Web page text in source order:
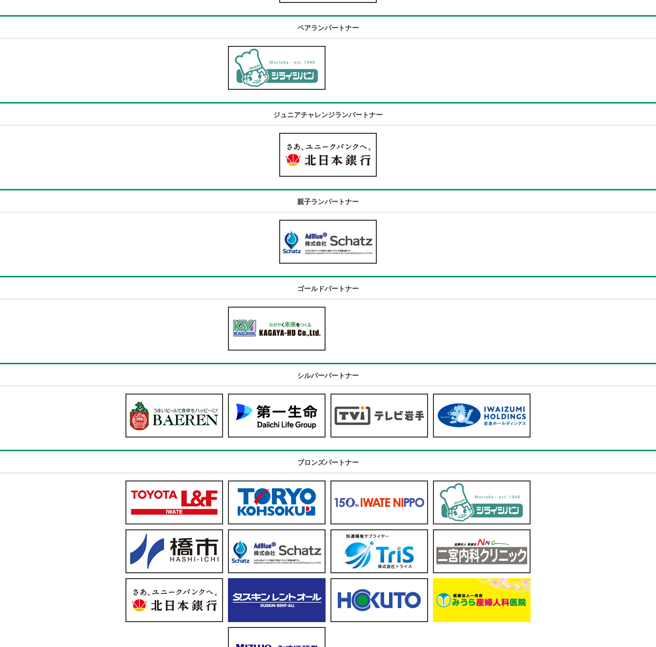
ペアランパートナー
ジュニアチャレンジランパートナー
親子ランパートナー
ゴールドパートナー
シルバーパートナー
ブロンズパートナー